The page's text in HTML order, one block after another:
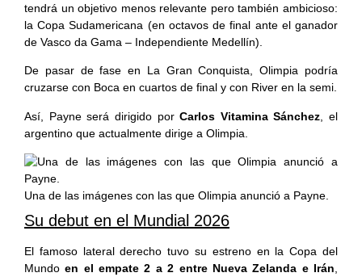
tendrá un objetivo menos relevante pero también ambicioso:
la Copa Sudamericana (en octavos de final ante el ganador
de Vasco da Gama – Independiente Medellín).
De pasar de fase en La Gran Conquista, Olimpia podría
cruzarse con Boca en cuartos de final y con River en la semi.
Así, Payne será dirigido porCarlos Vitamina Sánchez , el
argentino que actualmente dirige a Olimpia.
Una de las imágenes con las que Olimpia anunció a Payne.
Su debut en el Mundial 2026
El famoso lateral derecho tuvo su estreno en la Copa del
Mundoen el empate 2 a 2 entre Nueva Zelanda e Irán